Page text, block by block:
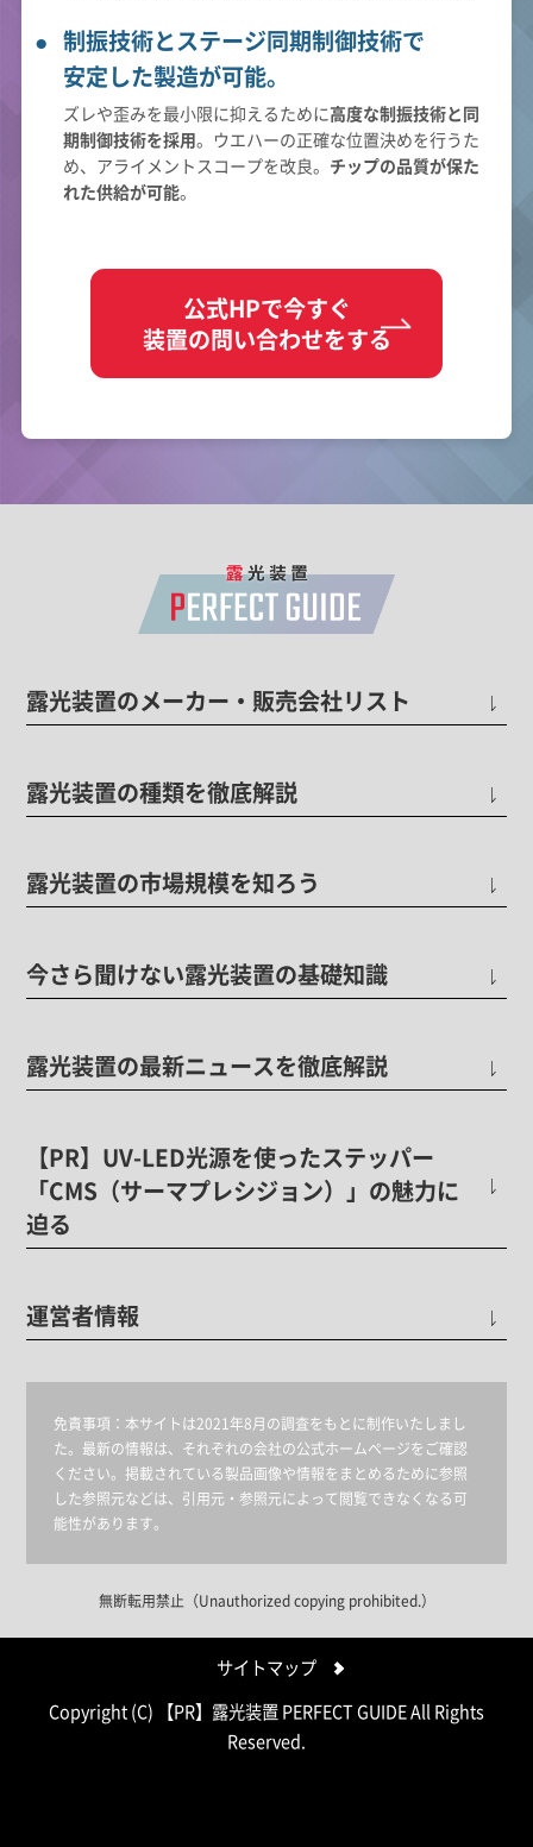
制振技術とステージ同期制御技術で
安定した製造が可能。
ズレや歪みを最小限に抑えるために高度な制振技術と同
期制御技術を採用。ウエハーの正確な位置決めを行うた
め、アライメントスコープを改良。 チップの品質が保た
れた供給が可能。
公式HPで今すぐ
装置の問い合わせをする
露光装置のメーカー・販売会社リスト
露光装置の種類を徹底解説
露光装置の市場規模を知ろう
今さら聞けない露光装置の基礎知識
露光装置の最新ニュースを徹底解説
【PR】UV-LED光源を使ったステッパー
「CMS（サーマプレシジョン）」の魅力に
迫る
運営者情報
免責事項： 本サイトは2021年8月の調査をもとに制作いたしまし
た。最新の情報は、それぞれの会社の公式ホームページをご確認
ください。掲載されている製品画像や情報をまとめるために参照
した参照元などは、引用元・参照元によって閲覧できなくなる可
能性があります。
無断転用禁止（Unauthorized copying prohibited.）
Copyright (C) 露光装置 PERFECT GUIDEAll Rights
Reserved.
サイトマップ